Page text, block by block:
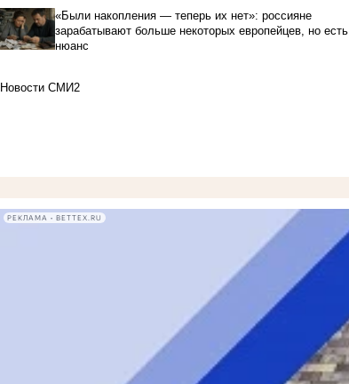
«Были накопления — теперь их нет»: россияне
зарабатывают больше некоторых европейцев, но есть
нюанс
Новости СМИ2
РЕКЛАМА • BETTEX.RU